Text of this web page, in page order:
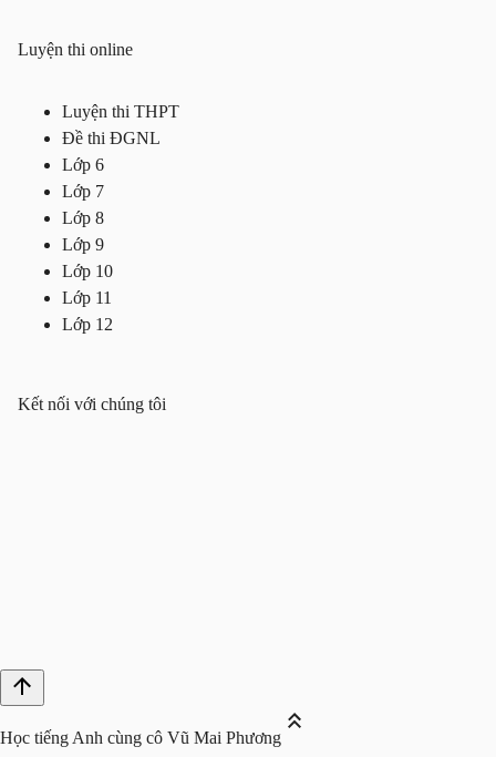
Luyện thi online
Luyện thi THPT
Đề thi ĐGNL
Lớp 6
Lớp 7
Lớp 8
Lớp 9
Lớp 10
Lớp 11
Lớp 12
Kết nối với chúng tôi
Học tiếng Anh cùng cô Vũ Mai Phương